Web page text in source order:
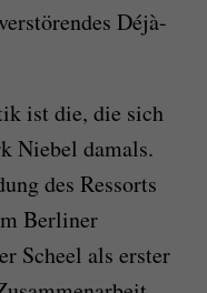
Déjà-
ist die, die sich
Niebel damals.
des Ressorts
Berliner
Scheel als erster